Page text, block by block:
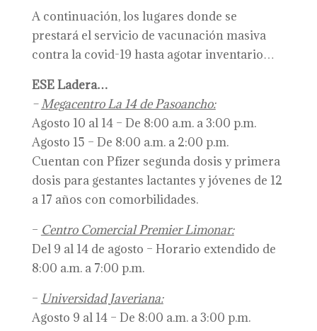
A continuación, los lugares donde se
prestará el servicio de vacunación masiva
contra la covid-19 hasta agotar inventario…
ESE Ladera…
–Megacentro La 14 de Pasoancho:
Agosto 10 al 14 – De 8:00 a.m. a 3:00 p.m.
Agosto 15 – De 8:00 a.m. a 2:00 p.m.
Cuentan con Pfizer segunda dosis y primera
dosis para gestantes lactantes y jóvenes de 12
a 17 años con comorbilidades.
– Centro Comercial Premier Limonar:
Del 9 al 14 de agosto – Horario extendido de
8:00 a.m. a 7:00 p.m.
– Universidad Javeriana:
Agosto 9 al 14 – De 8:00 a.m. a 3:00 p.m.